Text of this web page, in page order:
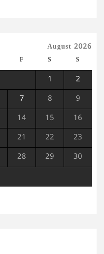
August 2026
F S S
1 2
7 8 9
14 15 16
21 22 23
28 29 30